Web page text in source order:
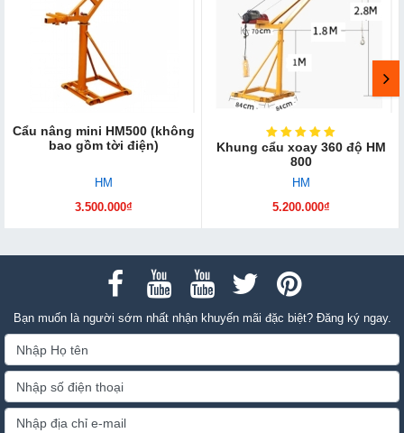
Cẩu nâng mini HM500 (không
bao gồm tời điện)
HM
3.500.000₫
Khung cẩu xoay 360 độ HM
800
HM
5.200.000₫
Bạn muốn là người sớm nhất nhận khuyến mãi đặc biệt? Đăng ký ngay.